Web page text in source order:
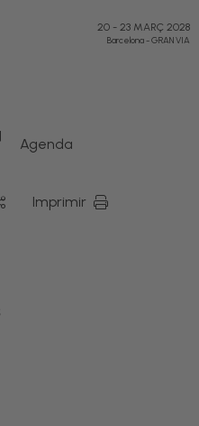
20 - 23 MARÇ 2028
Barcelona-GRAN VIA
| Agenda
Imprimir